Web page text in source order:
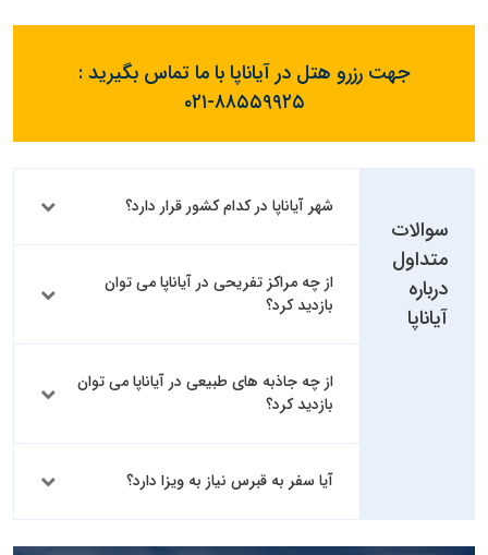
جهت رزرو هتل در آیاناپا با ما تماس بگیرید :
۰۲۱-۸۸۵۵۹۹۲۵
سوالات
متداول
درباره
آیاناپا
شهر آیاناپا در کدام کشور قرار دارد؟
از چه مراکز تفریحی در آیاناپا می توان
بازدید کرد؟
از چه جاذبه های طبیعی در آیاناپا می توان
بازدید کرد؟
آیا سفر به قبرس نیاز به ویزا دارد؟